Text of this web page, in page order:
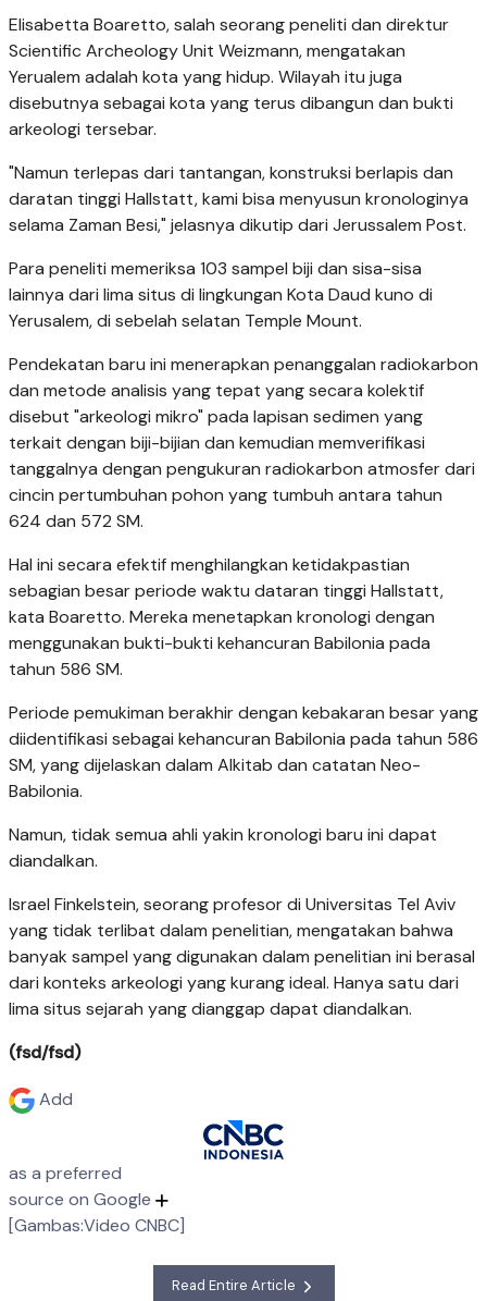
Elisabetta Boaretto, salah seorang peneliti dan direktur
Scientific Archeology Unit Weizmann, mengatakan
Yerualem adalah kota yang hidup. Wilayah itu juga
disebutnya sebagai kota yang terus dibangun dan bukti
arkeologi tersebar.
"Namun terlepas dari tantangan, konstruksi berlapis dan
daratan tinggi Hallstatt, kami bisa menyusun kronologinya
selama Zaman Besi," jelasnya dikutip dari Jerussalem Post.
Para peneliti memeriksa 103 sampel biji dan sisa-sisa
lainnya dari lima situs di lingkungan Kota Daud kuno di
Yerusalem, di sebelah selatan Temple Mount.
Pendekatan baru ini menerapkan penanggalan radiokarbon
dan metode analisis yang tepat yang secara kolektif
disebut "arkeologi mikro" pada lapisan sedimen yang
terkait dengan biji-bijian dan kemudian memverifikasi
tanggalnya dengan pengukuran radiokarbon atmosfer dari
cincin pertumbuhan pohon yang tumbuh antara tahun
624 dan 572 SM.
Hal ini secara efektif menghilangkan ketidakpastian
sebagian besar periode waktu dataran tinggi Hallstatt,
kata Boaretto. Mereka menetapkan kronologi dengan
menggunakan bukti-bukti kehancuran Babilonia pada
tahun 586 SM.
Periode pemukiman berakhir dengan kebakaran besar yang
diidentifikasi sebagai kehancuran Babilonia pada tahun 586
SM, yang dijelaskan dalam Alkitab dan catatan Neo-
Babilonia.
Namun, tidak semua ahli yakin kronologi baru ini dapat
diandalkan.
Israel Finkelstein, seorang profesor di Universitas Tel Aviv
yang tidak terlibat dalam penelitian, mengatakan bahwa
banyak sampel yang digunakan dalam penelitian ini berasal
dari konteks arkeologi yang kurang ideal. Hanya satu dari
lima situs sejarah yang dianggap dapat diandalkan.
(fsd/fsd)
Add
as a preferred
source on Google
[Gambas:Video CNBC]
Read Entire Article